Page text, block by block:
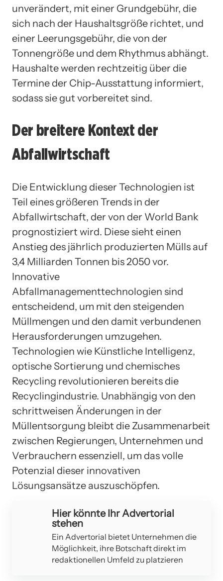
unverändert, mit einer Grundgebühr, die
sich nach der Haushaltsgröße richtet, und
einer Leerungsgebühr, die von der
Tonnengröße und dem Rhythmus abhängt.
Haushalte werden rechtzeitig über die
Termine der Chip-Ausstattung informiert,
sodass sie gut vorbereitet sind.
Der breitere Kontext der
Abfallwirtschaft
Die Entwicklung dieser Technologien ist
Teil eines größeren Trends in der
Abfallwirtschaft, der von der World Bank
prognostiziert wird. Diese sieht einen
Anstieg des jährlich produzierten Mülls auf
3,4 Milliarden Tonnen bis 2050 vor.
Innovative
Abfallmanagementtechnologien sind
entscheidend, um mit den steigenden
Müllmengen und den damit verbundenen
Herausforderungen umzugehen.
Technologien wie Künstliche Intelligenz,
optische Sortierung und chemisches
Recycling revolutionieren bereits die
Recyclingindustrie. Unabhängig von den
schrittweisen Änderungen in der
Müllentsorgung bleibt die Zusammenarbeit
zwischen Regierungen, Unternehmen und
Verbrauchern essenziell, um das volle
Potenzial dieser innovativen
Lösungsansätze auszuschöpfen.
Hier könnte Ihr Advertorial
stehen
Ein Advertorial bietet Unternehmen die
Möglichkeit, ihre Botschaft direkt im
redaktionellen Umfeld zu platzieren